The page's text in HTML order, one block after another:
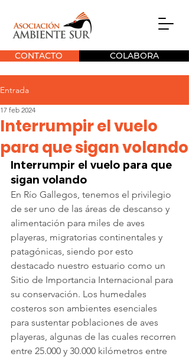
CONTACTO COLABORA
Entrada
Interrumpir el vuelo
para que sigan volando
17 feb 2024
Interrumpir el vuelo para que
sigan volando
En Río Gallegos, tenemos el privilegio
de ser uno de las áreas de descanso y
alimentación para miles de aves
playeras, migratorias continentales y
patagónicas, siendo por esto
destacado nuestro estuario como un
Sitio de Importancia Internacional para
su conservación. Los humedales
costeros son ambientes esenciales
para sustentar poblaciones de aves
playeras, algunas de las cuales recorren
entre 25.000 y 30.000 kilómetros entre